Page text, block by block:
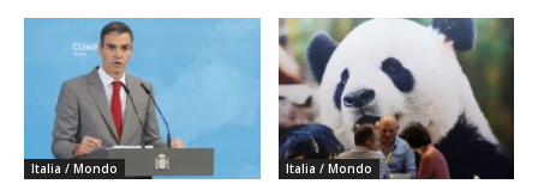
Italia / Mondo Italia / Mondo